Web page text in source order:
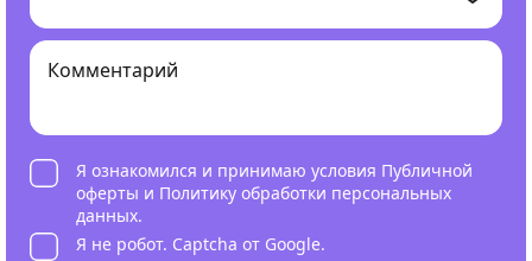
Я ознакомился и принимаю условия Публичной
оферты и Политику обработки персональных
данных.
Я не робот. Captcha от Google.